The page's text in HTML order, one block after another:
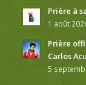
Prière à
1 août
Prière
Carlos
5